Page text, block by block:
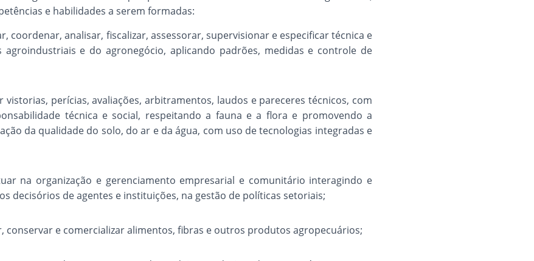
e habilidades a serem formadas:
coordenar, analisar, fiscalizar, assessorar, supervisionar e especificar técnica e
agroindustriais e do agronegócio, aplicando padrões, medidas e controle de
vistorias, perícias, avaliações, arbitramentos, laudos e pareceres técnicos, com
técnica e social, respeitando a fauna e a flora e promovendo a
da qualidade do solo, do ar e da água, com uso de tecnologias integradas e
na organização e gerenciamento empresarial e comunitário interagindo e
decisórios de agentes e instituições, na gestão de políticas setoriais;
conservar e comercializar alimentos, fibras e outros produtos agropecuários;